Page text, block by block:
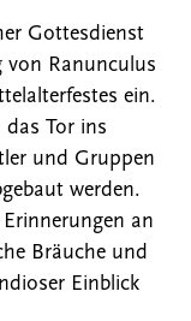
Gottesdienst
von Ranunculus
ein.
Tor ins
und Gruppen
werden.
an
Bräuche und
Einblick